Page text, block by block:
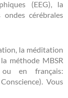
(EEG), la
cérébrales
la méditation
méthode MBSR
ou en français:
Vous